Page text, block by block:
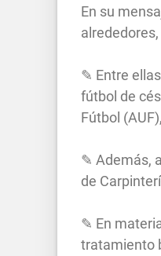
En su
✎ Entre
fútbol de
Fútbol
✎ Además,
de
✎ En
tratamiento